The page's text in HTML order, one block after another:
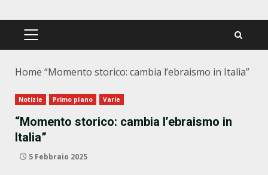
PRIMÄRES
Home “Momento storico: cambia l’ebraismo in Italia”
Notizie Primo piano Varie
“Momento storico: cambia l’ebraismo in
Italia”
5 Febbraio 2025